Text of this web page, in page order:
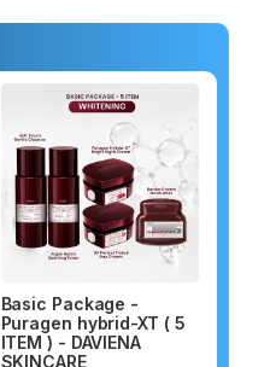
Basic Package -
Puragen hybrid-XT ( 5
ITEM ) - DAVIENA
SKINCARE